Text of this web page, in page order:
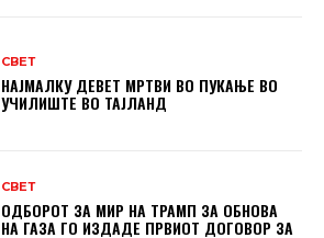
СВЕТ
НАЈМАЛКУ ДЕВЕТ МРТВИ ВО ПУКАЊЕ ВО
УЧИЛИШТЕ ВО ТАЈЛАНД
СВЕТ
ОДБОРОТ ЗА МИР НА ТРАМП ЗА ОБНОВА
НА ГАЗА ГО ИЗДАДЕ ПРВИОТ ДОГОВОР ЗА